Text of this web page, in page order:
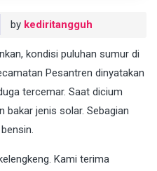
by kediritangguh
kondisi puluhan sumur di
Pesantren dinyatakan
tercemar. Saat dicium
bakar jenis solar. Sebagian
Kami terima